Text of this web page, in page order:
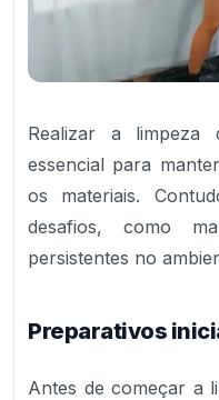
Realizar a
essencial para
os materiais.
desafios, como
persistentes no
Preparativos
Antes de começar a